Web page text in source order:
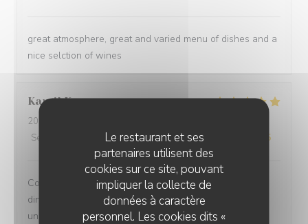
Le restaurant et ses
partenaires utilisent des
cookies sur ce site, pouvant
impliquer la collecte de
données à caractère
personnel. Les cookies dits «
great atmosphere, great and varied menu of dishes and a
nice selction of wines
Kamil K
2025-12-31
Service
Ambiance:5/5 Cuisine:5/5 Qualité / Prix /5
Comprehensive restaurant with friendly service. The
dinner was tasty with fresh ingredients and served with
unexpected flavors.